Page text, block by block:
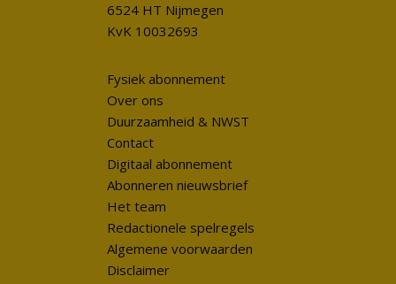
6524 HT Nijmegen
KvK 10032693
Fysiek abonnement
Over ons
Duurzaamheid & NWST
Contact
Digitaal abonnement
Abonneren nieuwsbrief
Het team
Redactionele spelregels
Algemene voorwaarden
Disclaimer